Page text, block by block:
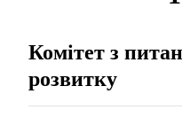
Комітет з
розвитку